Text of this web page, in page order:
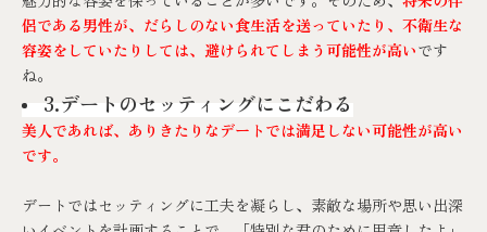
侶である男性が、だらしのない食生活を送っていたり、不衛生な
容姿をしていたりしては、避けられてしまう可能性が高いです
ね。
3.デートのセッティングにこだわる
美人であれば、ありきたりなデートでは満足しない可能性が高い
です。
デートではセッティングに工夫を凝らし、素敵な場所や思い出深